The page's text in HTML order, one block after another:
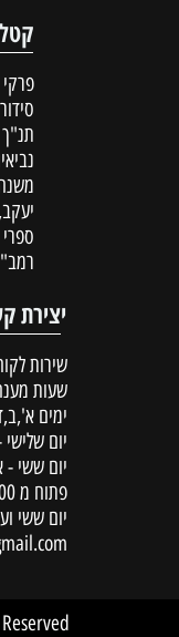
תנ"ך
יצירת
שירות
שעות
ימים א',ב,ד,ה'
יום שלישי
יום ששי -
פתוח מ 10.00- 13.00
יום ששי